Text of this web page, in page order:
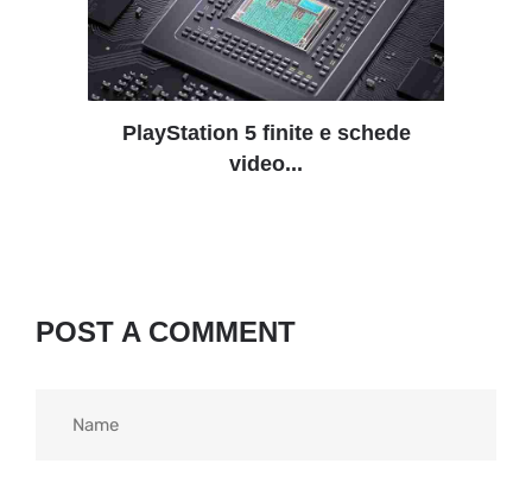
PlayStation 5 finite e schede
video...
POST A COMMENT